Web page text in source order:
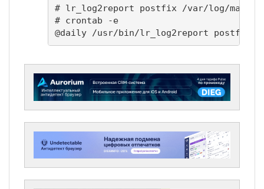
# lr_log2report postfix /var/log/
# crontab -e
@daily /usr/bin/lr_log2report postfix /